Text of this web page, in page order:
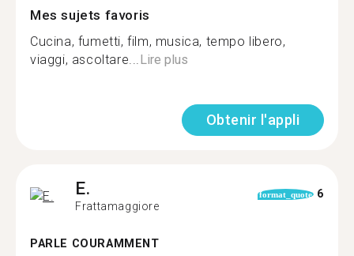
Mes sujets favoris
Cucina, fumetti, film, musica, tempo libero,
viaggi, ascoltare...Lire plus
Obtenir l'appli
E.
Frattamaggiore
format_quote 6
PARLE COURAMMENT